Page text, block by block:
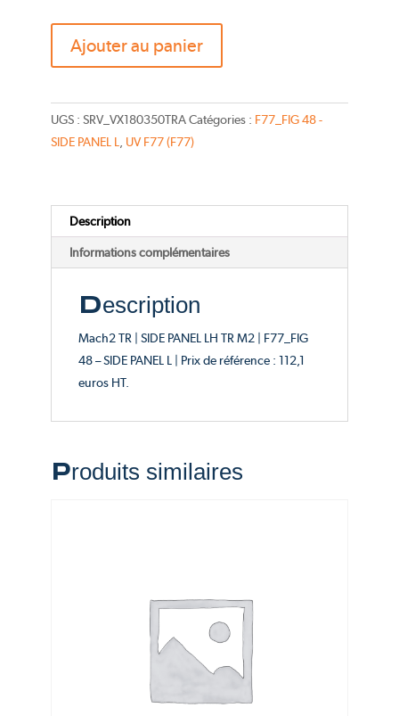
PANEL
LH
TR
FIG
Ajouter au panier
UGS : SRV_VX180350TRA Catégories : F77_FIG 48 -
SIDE PANEL L, UV F77 (F77)
Description
Informations complémentaires
Description
Mach2 TR | SIDE PANEL LH TR M2 | F77_FIG
48 – SIDE PANEL L | Prix de référence : 112,1
euros HT.
Produits similaires